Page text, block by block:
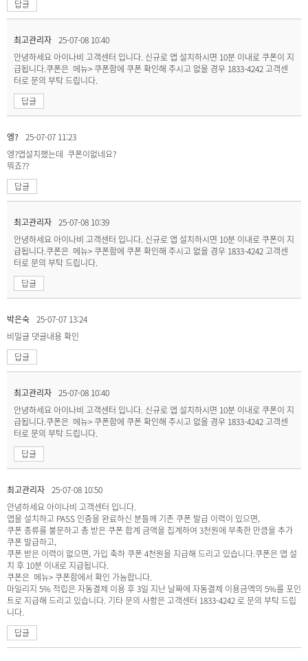
답글
최고관리자 25-07-08 10:40
안녕하세요 아이나비 고객센터 입니다. 신규로 앱 설치하시면 10분 이내로 쿠폰이 지
급됩니다.쿠폰은 메뉴> 쿠폰함에 쿠폰 확인해 주시고 없을 경우 1833-4242 고객센
터로 문의 부탁 드립니다.
답글
엥?
25-07-07 11:23
엥?앱설치했는데 쿠폰이없네요?
뭐죠??
답글
최고관리자 25-07-08 10:39
안녕하세요 아이나비 고객센터 입니다. 신규로 앱 설치하시면 10분 이내로 쿠폰이 지
급됩니다.쿠폰은 메뉴> 쿠폰함에 쿠폰 확인해 주시고 없을 경우 1833-4242 고객센
터로 문의 부탁 드립니다.
답글
박은숙 25-07-07 13:24
비밀글 댓글내용 확인
답글
최고관리자 25-07-08 10:40
안녕하세요 아이나비 고객센터 입니다. 신규로 앱 설치하시면 10분 이내로 쿠폰이 지
급됩니다.쿠폰은 메뉴> 쿠폰함에 쿠폰 확인해 주시고 없을 경우 1833-4242 고객센
터로 문의 부탁 드립니다.
답글
최고관리자 25-07-08 10:50
안녕하세요 아이나비 고객센터 입니다.
앱을 설치하고 PASS 인증을 완료하신 분들께 기존 쿠폰 발급 이력이 있으면,
쿠폰 종류를 불문하고 총 받은 쿠폰 합계 금액을 집계하여 3천원에 부족한 만큼을 추가
쿠폰 발급하고,
쿠폰 받은 이력이 없으면, 가입 축하 쿠폰 4천원을 지급해 드리고 있습니다.쿠폰은 앱 설
치 후 10분 이내로 지급됩니다.
쿠폰은 메뉴> 쿠폰함에서 확인 가능합니다.
마일리지 5% 적립은 자동결제 이용 후 3일 지난 날짜에 자동결제 이용금액의 5%를 포인
트로 지급해 드리고 있습니다. 기타 문의 사항은 고객센터 1833-4242 로 문의 부탁 드립
니다.
답글